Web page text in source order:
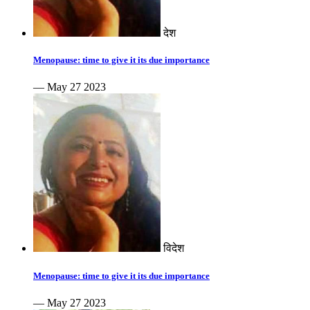
देश
Menopause: time to give it its due importance
— May 27 2023
विदेश
Menopause: time to give it its due importance
— May 27 2023